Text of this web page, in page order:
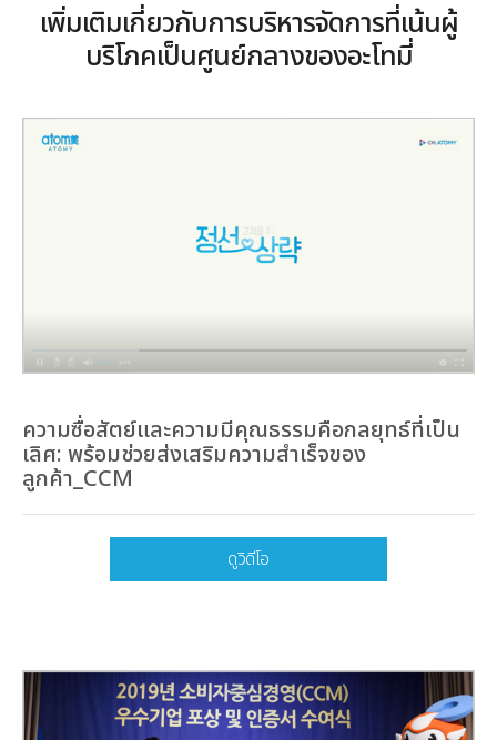
เพิ่มเติมเกี่ยวกับการบริหารจัดการที่เน้นผู้
บริโภคเป็นศูนย์กลางของอะโทมี่
ความซื่อสัตย์และความมีคุณธรรมคือกลยุทธ์ที่เป็น
เลิศ: พร้อมช่วยส่งเสริมความสำเร็จของ
ลูกค้า_CCM
ดูวิดีโอ